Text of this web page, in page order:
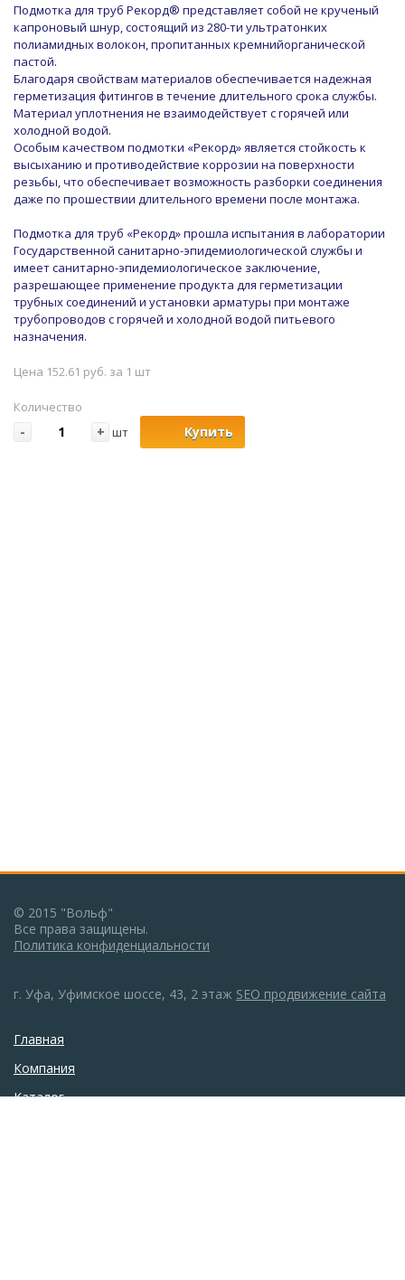
Подмотка для труб Рекорд® представляет собой не крученый
капроновый шнур, состоящий из 280-ти ультратонких
полиамидных волокон, пропитанных кремнийорганической
пастой.
Благодаря свойствам материалов обеспечивается надежная
герметизация фитингов в течение длительного срока службы.
Материал уплотнения не взаимодействует с горячей или
холодной водой.
Особым качеством подмотки «Рекорд» является стойкость к
высыханию и противодействие коррозии на поверхности
резьбы, что обеспечивает возможность разборки соединения
даже по прошествии длительного времени после монтажа.
Подмотка для труб «Рекорд» прошла испытания в лаборатории
Государственной санитарно-эпидемиологической службы и
имеет санитарно-эпидемиологическое заключение,
разрешающее применение продукта для герметизации
трубных соединений и установки арматуры при монтаже
трубопроводов с горячей и холодной водой питьевого
назначения.
Цена 152.61 руб. за 1 шт
Количество
- + шт Купить
© 2015 "Вольф"
Все права защищены.
Политика конфиденциальности
г. Уфа, Уфимское шоссе, 43, 2 этаж SEO продвижение сайта
Главная
Компания
Каталог